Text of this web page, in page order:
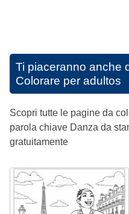
Ti piaceranno anche
Colorare per adultos
Scopri tutte le pagine da
parola chiave Danza da
gratuitamente